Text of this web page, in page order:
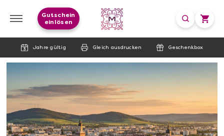
Jahre gültig Gleich ausdrucken Geschenkbox
Gutschein
einlösen